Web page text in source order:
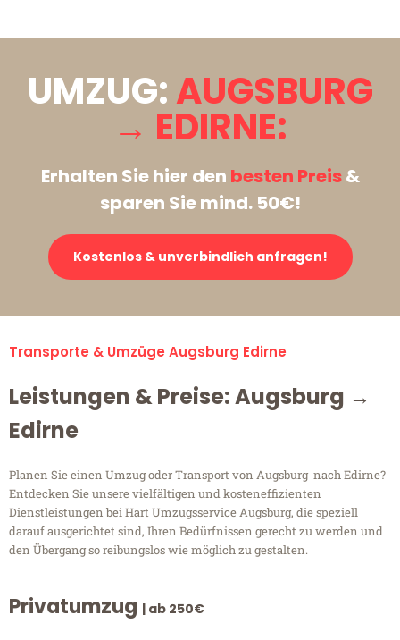
UMZUG:AUGSBURG
→ EDIRNE:
Erhalten Sie hier den besten Preis&
sparen Sie mind. 50€!
Kostenlos & unverbindlich anfragen!
Transporte & Umzüge Augsburg Edirne
Leistungen & Preise: Augsburg →
Edirne
Planen Sie einen Umzug oder Transport von Augsburg nach Edirne?
Entdecken Sie unsere vielfältigen und kosteneffizienten
Dienstleistungen bei Hart Umzugsservice Augsburg, die speziell
darauf ausgerichtet sind, Ihren Bedürfnissen gerecht zu werden und
den Übergang so reibungslos wie möglich zu gestalten.
Privatumzug | ab 250€